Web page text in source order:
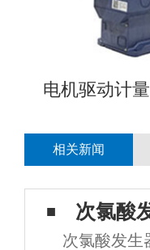
电机驱动计
相关新闻
次氯酸
次氯酸发生